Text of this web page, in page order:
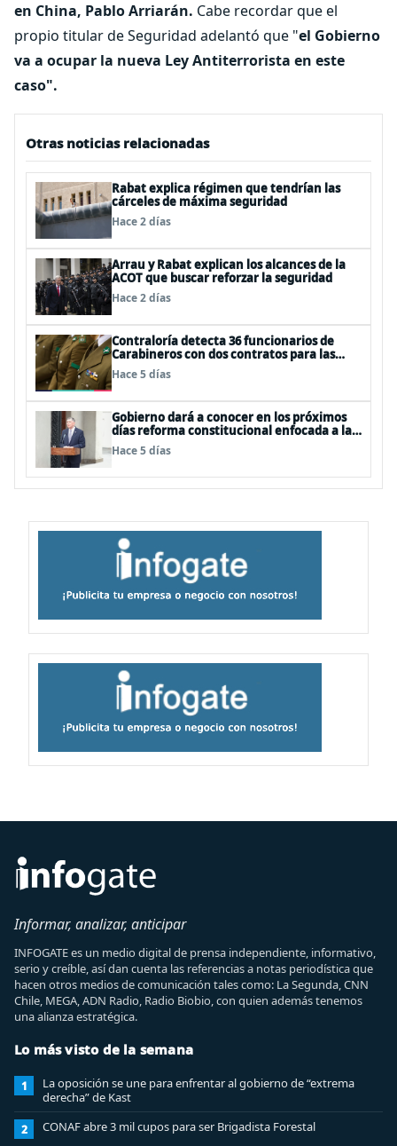
en China, Pablo Arriarán. Cabe recordar que el
propio titular de Seguridad adelantó que "el Gobierno
va a ocupar la nueva Ley Antiterrorista en este
caso".
Otras noticias relacionadas
Rabat explica régimen que tendrían las
cárceles de máxima seguridad
Hace 2 días
Arrau y Rabat explican los alcances de la
ACOT que buscar reforzar la seguridad
Hace 2 días
Contraloría detecta 36 funcionarios de
Carabineros con dos contratos para las
mismas funciones
Hace 5 días
Gobierno dará a conocer en los próximos
días reforma constitucional enfocada a la
seguridad
Hace 5 días
Informar, analizar, anticipar
INFOGATE es un medio digital de prensa independiente, informativo,
serio y creíble, así dan cuenta las referencias a notas periodística que
hacen otros medios de comunicación tales como: La Segunda, CNN
Chile, MEGA, ADN Radio, Radio Biobio, con quien además tenemos
una alianza estratégica.
Lo más visto de la semana
1
La oposición se une para enfrentar al gobierno de “extrema
derecha” de Kast
2 CONAF abre 3 mil cupos para ser Brigadista Forestal